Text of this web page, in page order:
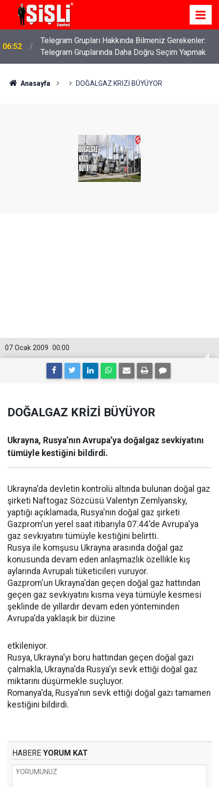
06:52
Telegram Grupları Hakkında Bilmeniz Gerekenler:
Telegram Gruplarında Daha Doğru Seçim Yapmak
Anasayfa DOĞALGAZ KRİZİ BÜYÜYOR
00:00
07 Ocak 2009
DOĞALGAZ KRİZİ BÜYÜYOR
Ukrayna, Rusya’nın Avrupa’ya doğalgaz sevkiyatını
tümüyle kestiğini bildirdi.
Ukrayna'da devletin kontrolü altında bulunan doğal gaz
şirketi Naftogaz Sözcüsü Valentyn Zemlyansky,
yaptığı açıklamada, Rusya'nın doğal gaz şirketi
Gazprom'un yerel saat itibarıyla 07.44'de Avrupa'ya
gaz sevkıyatını tümüyle kestiğini belirtti.
Rusya ile komşusu Ukrayna arasında doğal gaz
konusunda devam eden anlaşmazlık özellikle kış
aylarında Avrupalı tüketicileri vuruyor.
Gazprom'un Ukrayna'dan geçen doğal gaz hattından
geçen gaz sevkıyatını kısma veya tümüyle kesmesi
şeklinde de yıllardır devam eden yönteminden
Avrupa'da yaklaşık bir düzine
etkileniyor.
Rusya, Ukrayna'yı boru hattından geçen doğal gazı
çalmakla, Ukrayna'da Rusya'yı sevk ettiği doğal gaz
miktarını düşürmekle suçluyor.
Romanya'da, Rusya'nın sevk ettiği doğal gazı tamamen
kestiğini bildirdi.
HABERE YORUM KAT